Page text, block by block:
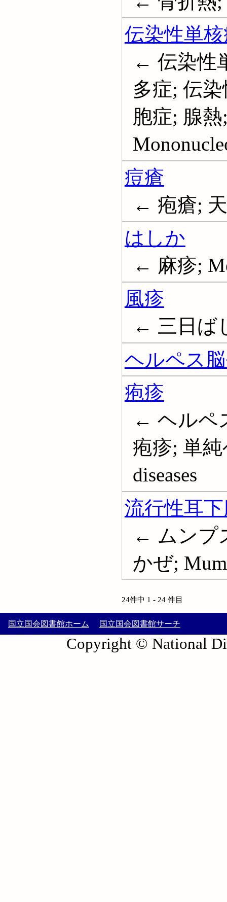
伝染性単
← 伝染性
多症; 伝
胞症; 腺
痘瘡
← 疱瘡;
はしか
← 麻疹;
風疹
← 三日ば
ヘルペス
疱疹
← ヘルペ
疱疹; 単純
diseases
流行性耳
← ムンプ
かぜ;
24件中 1 - 24 件目
国立国会図書館ホーム 国立国会図書館サーチ
Copyright © National